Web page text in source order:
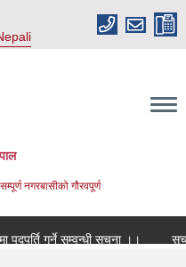
नगरबासीको गौरवपूर्ण
पदपूर्ति गर्ने सम्वन्धी सूचना ।।